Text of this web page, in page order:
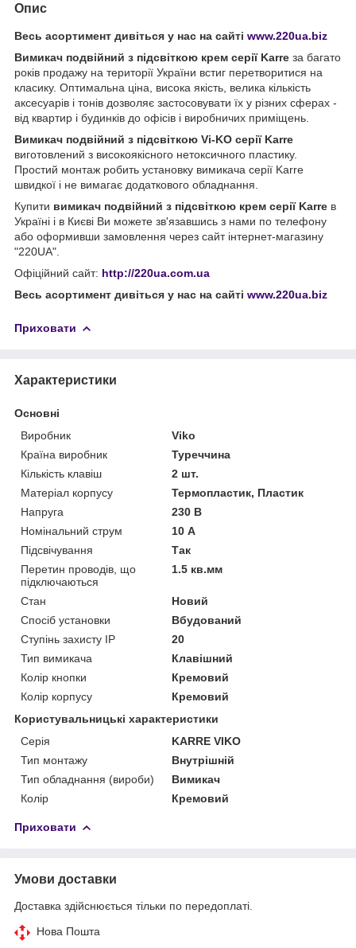
Опис
Весь асортимент дивіться у нас на сайті www.220ua.biz
Вимикач подвійний з підсвіткою крем серії Karre за багато
років продажу на території України встиг перетворитися на
класику. Оптимальна ціна, висока якість, велика кількість
аксесуарів і тонів дозволяє застосовувати їх у різних сферах -
від квартир і будинків до офісів і виробничих приміщень.
Вимикач подвійний з підсвіткою Vi-KO серії Karre
виготовлений з високоякісного нетоксичного пластику.
Простий монтаж робить установку вимикача серії Karre
швидкої і не вимагає додаткового обладнання.
Купити вимикач подвійний з підсвіткою крем серії Karre в
Україні і в Києві Ви можете зв'язавшись з нами по телефону
або оформивши замовлення через сайт інтернет-магазину
"220UA".
Офіційний сайт: http://220ua.com.ua
Весь асортимент дивіться у нас на сайті www.220ua.biz
Приховати
Характеристики
Основні
Виробник
Viko
Країна виробник
Туреччина
Кількість клавіш
2 шт.
Матеріал корпусу
Термопластик, Пластик
Напруга
230 В
Номінальний струм
10 А
Підсвічування
Так
Перетин проводів, що
підключаються
1.5 кв.мм
Стан
Новий
Спосіб установки
Вбудований
Ступінь захисту IP
20
Тип вимикача
Клавішний
Колір кнопки
Кремовий
Колір корпусу
Кремовий
Користувальницькі характеристики
Серія
KARRE VIKO
Тип монтажу
Внутрішній
Тип обладнання (вироби)
Вимикач
Колір
Кремовий
Приховати
Умови доставки
Доставка здійснюється тільки по передоплаті.
Нова Пошта